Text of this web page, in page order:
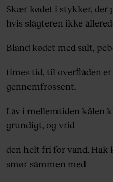
Skær kødet i stykker, der
hvis slagteren ikke
Bland kødet med salt,
times tid, til overfladen
gennemfrossent.
Lav i mellemtiden kålen
grundigt, og vrid
den helt fri for vand. Hak
smør sammen med